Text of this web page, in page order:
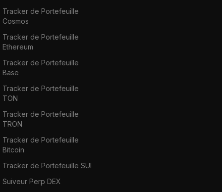
Tracker de Portefeuille
Cosmos
Tracker de Portefeuille
Ethereum
Tracker de Portefeuille
Base
Tracker de Portefeuille
TON
Tracker de Portefeuille
TRON
Tracker de Portefeuille
Bitcoin
Tracker de Portefeuille SUI
Suiveur Perp DEX